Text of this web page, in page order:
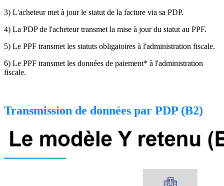
3) L'acheteur met à jour le statut de la facture via sa PDP.
4) La PDP de l'acheteur transmet la mise à jour du statut au PPF.
5) Le PPF transmet les statuts obligatoires à l'administration fiscale.
6) Le PPF transmet les données de paiement* à l'administration
fiscale.
Transmission de données par PDP (B2)